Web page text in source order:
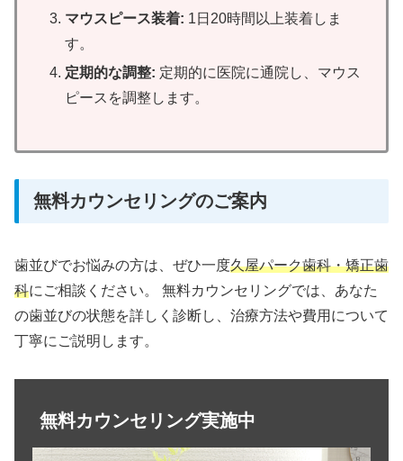
マウスピース装着: 1日20時間以上装着しま
す。
定期的な調整: 定期的に医院に通院し、マウス
ピースを調整します。
無料カウンセリングのご案内
歯並びでお悩みの方は、ぜひ一度久屋パーク歯科・矯正歯
科にご相談ください。 無料カウンセリングでは、あなた
の歯並びの状態を詳しく診断し、治療方法や費用について
丁寧にご説明します。
無料カウンセリング実施中